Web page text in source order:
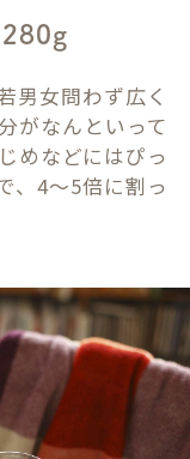
280g
男女問わず広く
がなんといって
めなどにはぴっ
、4～5倍に割っ